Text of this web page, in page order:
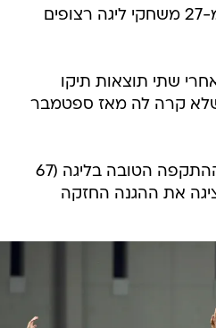
עומד על שבעה, כחלק מ-27 משחקי ליגה רצופים
שתי תוצאות תיקו
קרה לה מאז ספטמבר
* בעוד לאלופה יש את ההתקפה הטובה בליגה (67
את ההגנה החזקה